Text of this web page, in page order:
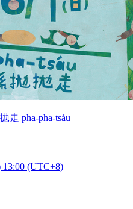
走 pha-pha-tsáu
13:00 (UTC+8)